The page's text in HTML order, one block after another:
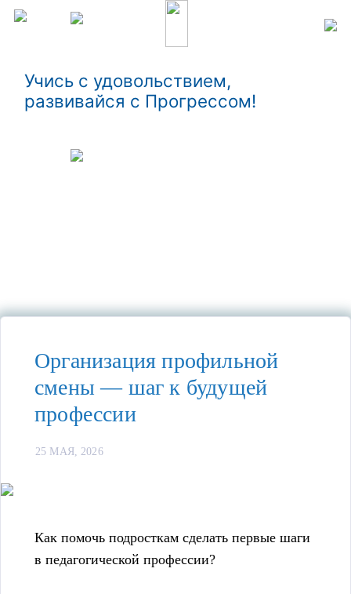
Учись с удовольствием,
развивайся с Прогрессом!
Организация профильной
смены — шаг к будущей
профессии
25 МАЯ, 2026
Как помочь подросткам сделать первые шаги
в педагогической профессии?